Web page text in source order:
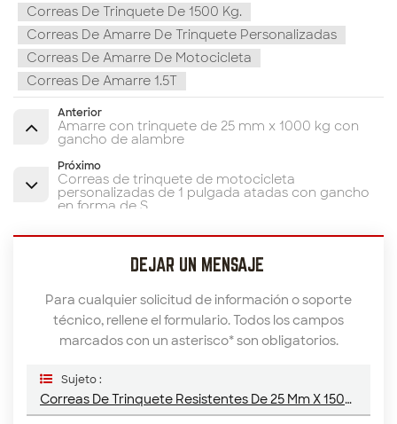
Correas De Trinquete De 1500 Kg.
Correas De Amarre De Trinquete Personalizadas
Correas De Amarre De Motocicleta
Correas De Amarre 1.5T
Anterior
Amarre con trinquete de 25 mm x 1000 kg con
gancho de alambre
Próximo
Correas de trinquete de motocicleta
personalizadas de 1 pulgada atadas con gancho
en forma de S
DEJAR UN MENSAJE
Para cualquier solicitud de información o soporte
técnico, rellene el formulario. Todos los campos
marcados con un asterisco* son obligatorios.
Sujeto :
Correas De Trinquete Resistentes De 25 Mm X 1500 Kg Con Gancho De Alambre